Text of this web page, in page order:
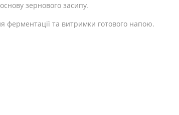
зернового засипу.
ферментації та витримки готового напою.